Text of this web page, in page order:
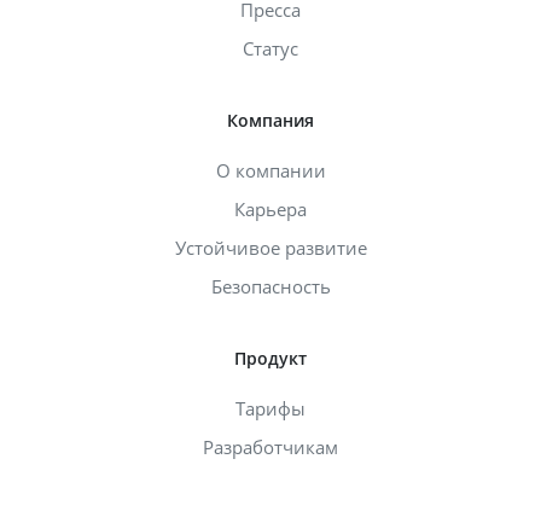
Пресса
Статус
Компания
О компании
Карьера
Устойчивое развитие
Безопасность
Продукт
Тарифы
Разработчикам